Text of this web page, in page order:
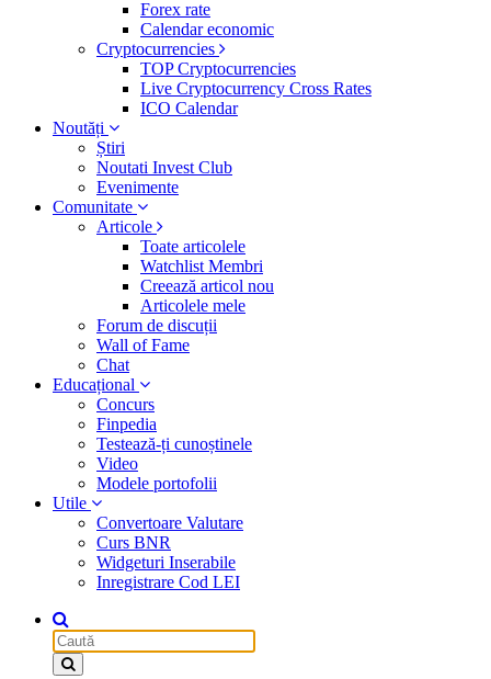
Forex rate
Calendar economic
Cryptocurrencies
TOP Cryptocurrencies
Live Cryptocurrency Cross Rates
ICO Calendar
Noutăți
Știri
Noutati Invest Club
Evenimente
Comunitate
Articole
Toate articolele
Watchlist Membri
Creează articol nou
Articolele mele
Forum de discuții
Wall of Fame
Chat
Educațional
Concurs
Finpedia
Testează-ți cunoștinele
Video
Modele portofolii
Utile
Convertoare Valutare
Curs BNR
Widgeturi Inserabile
Inregistrare Cod LEI